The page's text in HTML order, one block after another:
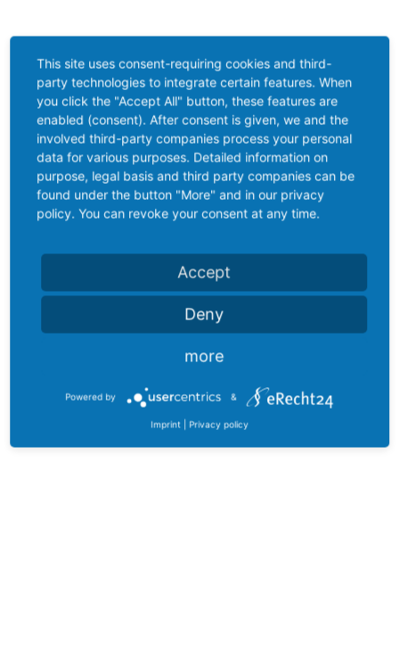
This site uses consent-requiring cookies and third-
party technologies to integrate certain features. When
you click the "Accept All" button, these features are
enabled (consent). After consent is given, we and the
involved third-party companies process your personal
data for various purposes. Detailed information on
purpose, legal basis and third party companies can be
found under the button "More" and in our privacy
policy. You can revoke your consent at any time.
Accept
Deny
more
Powered by &
Imprint Privacy policy